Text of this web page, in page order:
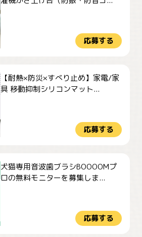
応募する
【耐熱×防災×すべり止め】家電/家
具 移動抑制シリコンマット...
応募する
犬猫専用音波歯ブラシBOOOOMプ
ロの無料モニターを募集しま...
応募する